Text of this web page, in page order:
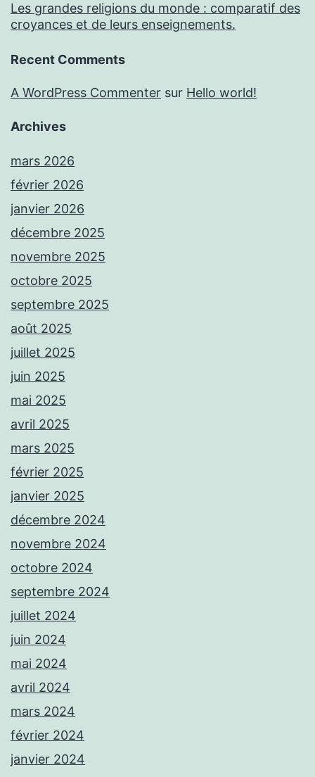
Les grandes religions du monde : comparatif des
croyances et de leurs enseignements.
Recent Comments
A WordPress Commenter sur Hello world!
Archives
mars 2026
février 2026
janvier 2026
décembre 2025
novembre 2025
octobre 2025
septembre 2025
août 2025
juillet 2025
juin 2025
mai 2025
avril 2025
mars 2025
février 2025
janvier 2025
décembre 2024
novembre 2024
octobre 2024
septembre 2024
juillet 2024
juin 2024
mai 2024
avril 2024
mars 2024
février 2024
janvier 2024